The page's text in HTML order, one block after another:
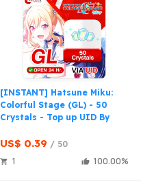
[INSTANT] Hatsune Miku:
Colorful Stage (GL) - 50
Crystals - Top up UID By
US$ 0.39 50
1 100.00